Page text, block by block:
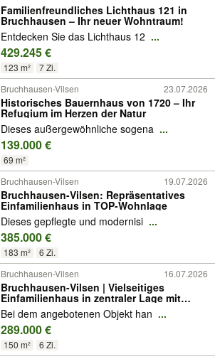
Familienfreundliches Lichthaus 121 in
Bruchhausen – Ihr neuer Wohntraum!
Entdecken Sie das Lichthaus 12 ...
429.245 €
123 m² 7 Zi.
Bruchhausen-Vilsen 23.07.2026
Historisches Bauernhaus von 1720 – Ihr
Refugium im Herzen der Natur
Dieses außergewöhnliche sogena ...
139.000 €
69 m²
Bruchhausen-Vilsen 19.07.2026
Bruchhausen-Vilsen: Repräsentatives
Einfamilienhaus in TOP-Wohnlage
Dieses gepflegte und modernisi ...
385.000 €
183 m² 6 Zi.
Bruchhausen-Vilsen 16.07.2026
Bruchhausen-Vilsen | Vielseitiges
Einfamilienhaus in zentraler Lage mit
Garten und Garage
Bei dem angebotenen Objekt han ...
289.000 €
150 m² 6 Zi.